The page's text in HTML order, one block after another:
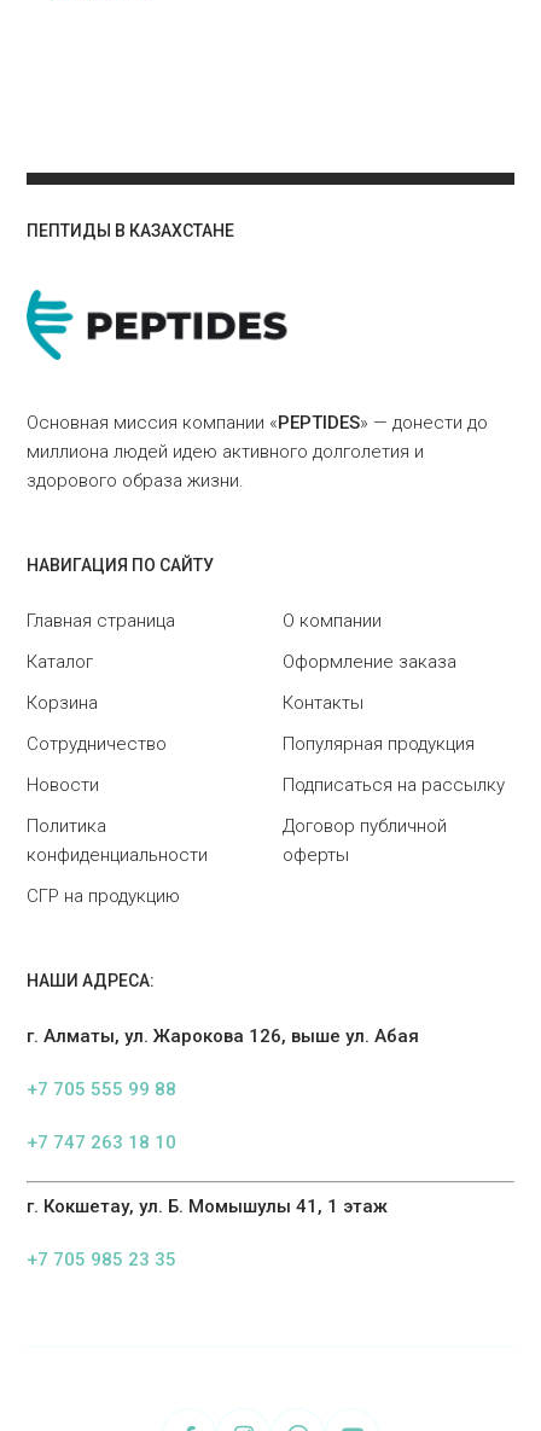
ПЕПТИДЫ В КАЗАХСТАНЕ
Основная миссия компании «PEPTIDES» — донести до
миллиона людей идею активного долголетия и
здорового образа жизни.
НАВИГАЦИЯ ПО САЙТУ
Главная страница
О компании
Каталог
Оформление заказа
Корзина
Контакты
Сотрудничество
Популярная продукция
Новости
Подписаться на рассылку
Политика
конфиденциальности
Договор публичной
оферты
СГР на продукцию
НАШИ АДРЕСА:
г. Алматы, ул. Жарокова 126, выше ул. Абая
+7 705 555 99 88
+7 747 263 18 10
г. Кокшетау, ул. Б. Момышулы 41, 1 этаж
+7 705 985 23 35